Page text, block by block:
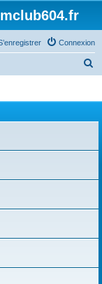
Connexion
h